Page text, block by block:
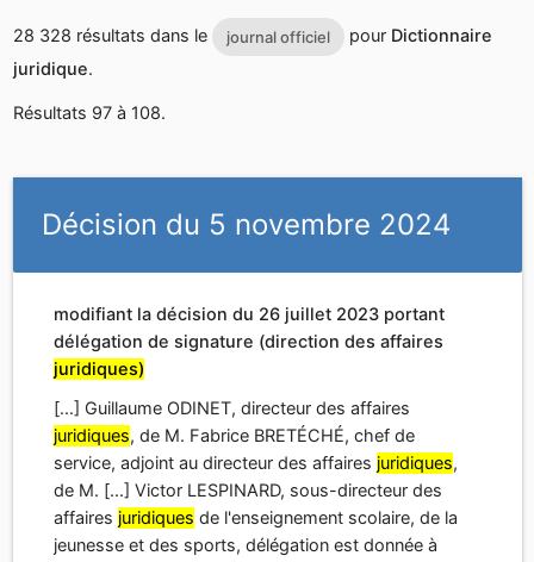
modifiant la décision du 26 juillet 2023 portant
délégation de signature (direction des affaires
[...] Guillaume ODINET, directeur des affaires
service, adjoint au directeur des affaires juridiques
jeunesse et des sports, délégation est donnée à
Mme Eva NGUYEN, sous-directrice des affaires
juridiquesde l'enseignement [...]
[...] Jean LALOUX, agent contractuel, chef du bureau
des questionsjuridiquesrelatives à la jeunesse, aux
sports et aux personnels, et à ses adjointes, Mme
Florence BROWN, agente contractuelle, et Mme
Marlène [...] de l'éducation nationale, des sports, de
la jeunesse et de la vie associative, tous actes,